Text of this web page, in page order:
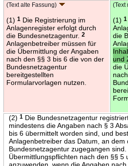
(Text alte Fassung)
(1) 1Die Registrierung im
Anlagenregister erfolgt durch
die Bundesnetzagentur. 2
Anlagenbetreiber müssen für
die Übermittlung der Angaben
nach den §§ 3 bis 6 die von der
Bundesnetzagentur
bereitgestellten
Formularvorlagen nutzen.
(Text
(1) 1
die
und
die
(2) 1Die Bundesnetzagentur
mindestens die Angaben nach § 3
bis 6 übermittelt worden sind, und
Anlagenbetreiber das Datum, an dem
Bundesnetzagentur zugegangen sind.
Übermittlungspflichten nach den §§ 5
anzuwenden, wenn die Angaben